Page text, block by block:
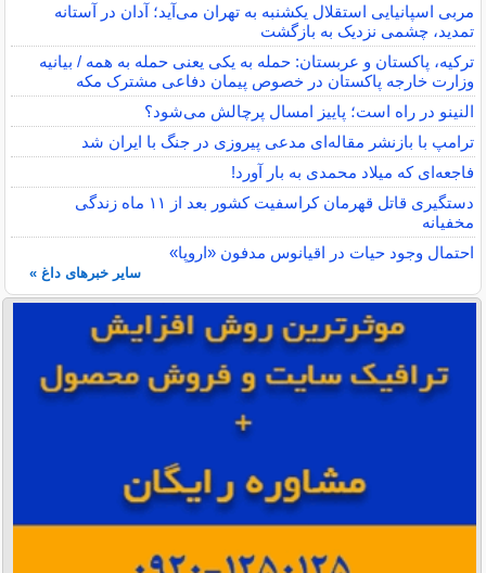
مربی اسپانیایی استقلال یکشنبه به تهران می‌آید؛ آدان در آستانه
تمدید، چشمی نزدیک به بازگشت
ترکیه، پاکستان و عربستان: حمله به یکی یعنی حمله به همه / بیانیه
وزارت خارجه پاکستان در خصوص پیمان دفاعی مشترک مکه
النینو در راه است؛ پاییز امسال پرچالش می‌شود؟
ترامپ با بازنشر مقاله‌ای مدعی پیروزی در جنگ با ایران شد
فاجعه‌ای که میلاد محمدی به بار آورد!
دستگیری قاتل قهرمان کراسفیت کشور بعد از ۱۱ ماه زندگی
مخفیانه
احتمال وجود حیات در اقیانوس مدفون «اروپا»
سایر خبرهای داغ »